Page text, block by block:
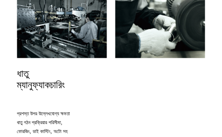
ধাতু
ম্যানুফ্যাকচারিং
প্রশস্ত উপর উল্লেখযোগ্য ক্ষমতা
ধাতু গঠন প্রক্রিয়ার পরিসীমা,
ফোরজিং, ডাই কাস্টিং, অটো সহ